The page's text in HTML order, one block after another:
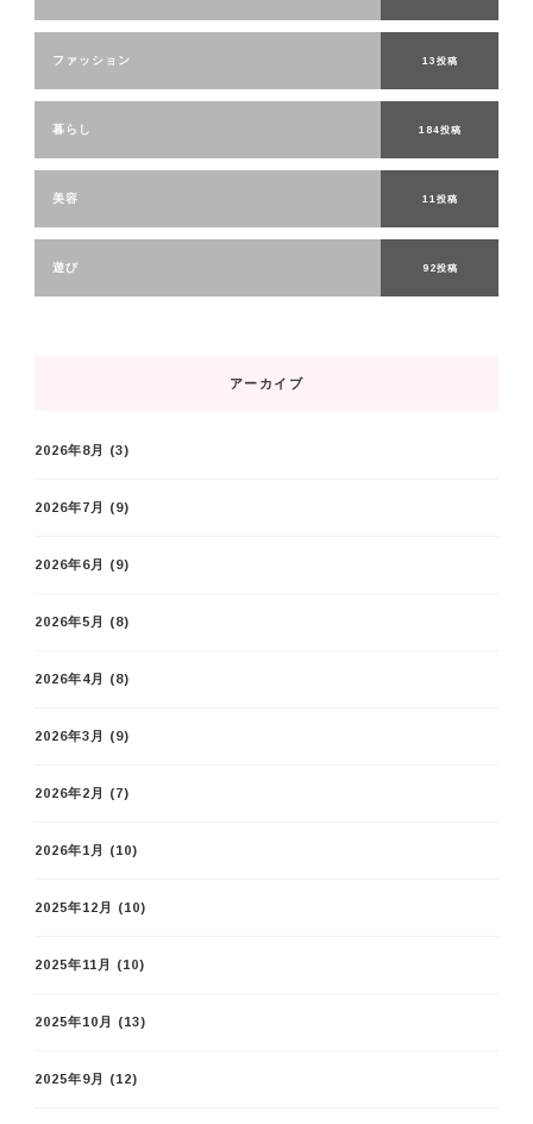
ファッション 13投稿
暮らし 184投稿
美容 11投稿
遊び 92投稿
アーカイブ
2026年8月 (3)
2026年7月 (9)
2026年6月 (9)
2026年5月 (8)
2026年4月 (8)
2026年3月 (9)
2026年2月 (7)
2026年1月 (10)
2025年12月 (10)
2025年11月 (10)
2025年10月 (13)
2025年9月 (12)